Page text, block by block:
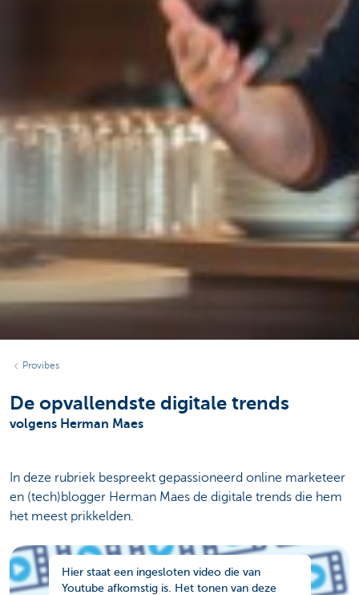
Provibes
De opvallendste digitale trends
volgens Herman Maes
In deze rubriek bespreekt gepassioneerd online marketeer
en (tech)blogger Herman Maes de digitale trends die hem
het meest prikkelden.
Hier staat een ingesloten video die van
Youtube afkomstig is. Het tonen van deze